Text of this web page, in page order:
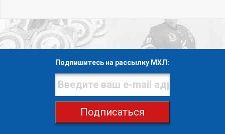
Подпишитесь на рассылку МХЛ:
Подписаться